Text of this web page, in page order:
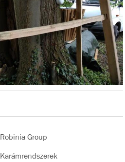
Robinia Group
Karámrendszerek